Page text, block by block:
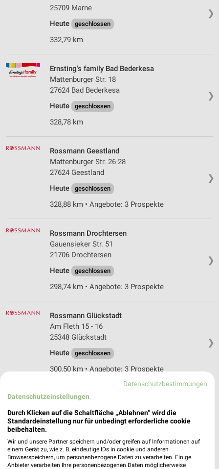
❯
25709 Marne
Heute
geschlossen
332,79 km
❯
Ernsting's family Bad Bederkesa
Mattenburger Str. 18
27624 Bad Bederkesa
Heute
geschlossen
328,78 km
❯
Rossmann Geestland
Mattenburger Str. 26-28
27624 Geestland
Heute
geschlossen
328,88 km • Angebote: 3 Prospekte
❯
Rossmann Drochtersen
Gauensieker Str. 51
21706 Drochtersen
Heute
geschlossen
298,74 km • Angebote: 3 Prospekte
❯
Rossmann Glückstadt
Am Fleth 15 - 16
25348 Glückstadt
Heute
geschlossen
300,50 km • Angebote: 3 Prospekte
Ernsting's family Cuxhaven
Abschnede 210
27472 Cuxhaven
346,62 km
Datenschutzbestimmungen
Datenschutzeinstellungen
Durch Klicken auf die Schaltfläche „Ablehnen“ wird die
Standardeinstellung nur für unbedingt erforderliche cookie
beibehalten.
Wir und unsere Partner speichern und/oder greifen auf Informationen auf
einem Gerät zu, wie z. B. eindeutige IDs in cookie und anderen
Browserspeichern, um personenbezogene Daten zu verarbeiten. Einige
Anbieter verarbeiten Ihre personenbezogenen Daten möglicherweise